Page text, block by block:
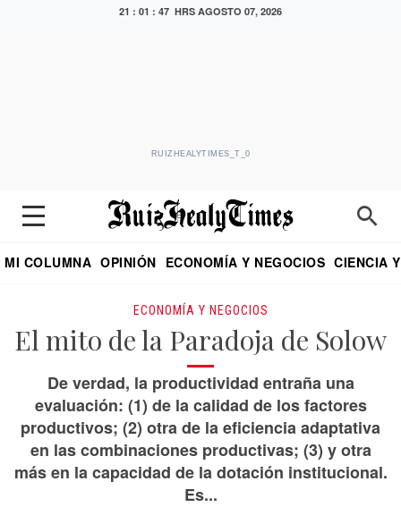
21 : 01 : 49 HRS AGOSTO 07, 2026
RUIZHEALYTIMES_T_0
MI COLUMNA OPINIÓN ECONOMÍA Y NEGOCIOS CIENCIA
ECONOMÍA Y NEGOCIOS
El mito de la Paradoja de Solow
De verdad, la productividad entraña una
evaluación: (1) de la calidad de los factores
productivos; (2) otra de la eficiencia adaptativa
en las combinaciones productivas; (3) y otra
más en la capacidad de la dotación institucional.
Es...